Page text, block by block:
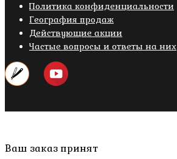
Политика конфиденциальности
География продаж
Действующие акции
Частые вопросы и ответы на них
Пролистать
Ваш заказ принят